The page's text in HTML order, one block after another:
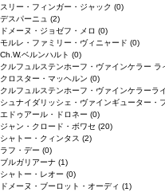
スリー・フィンガー・ジャック (0)
デスパーニュ (2)
ドメーヌ・ジョゼフ・メロ (0)
モルレ・ファミリー・ヴィニャード (0)
Ch.W.ベルンハルト (0)
クルフュルステンホーフ・ヴァインケラー ラ
クロスター・マッヘルン (0)
クルフュルステンホーフ・ヴァインケラーライ
シュナイダリッシェ・ヴァインギューター・
エドゥアール・ドロネー (0)
ジャン・クロード・ボワセ (20)
シャトー・クィンタス (2)
ラフ・デー (0)
ブルガリアーナ (1)
シャトー・レオー (0)
ドメーヌ・ブーロット・オーディ (1)